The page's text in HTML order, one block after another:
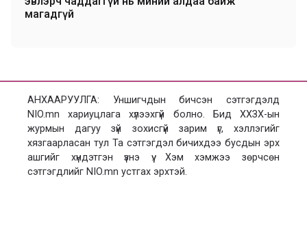
магадгүй
АНХААРУУЛГА: Уншигчдын бичсэн сэтгэгдэлд
NIO.mn хариуцлага хүлээхгүй болно. Бид ХХЗХ-ын
журмын дагуу зүй зохисгүй зарим үг, хэллэгийг
хязгаарласан тул Та сэтгэгдэл бичихдээ бусдын эрх
ашгийг хүндэтгэн үзнэ үү. Хэм хэмжээ зөрчсөн
сэтгэгдлийг NIO.mn устгах эрхтэй.